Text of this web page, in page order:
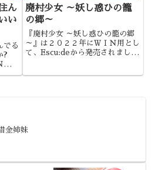
ん
い
でる
?
と
まし
し
廃村少女 ～妖し惑ひの籠
の郷～
『廃村少女 ～妖し惑ひの籠の郷
～』は２０２２年にＷＩＮ用とし
て、Escu:deから発売されまし
金姉妹